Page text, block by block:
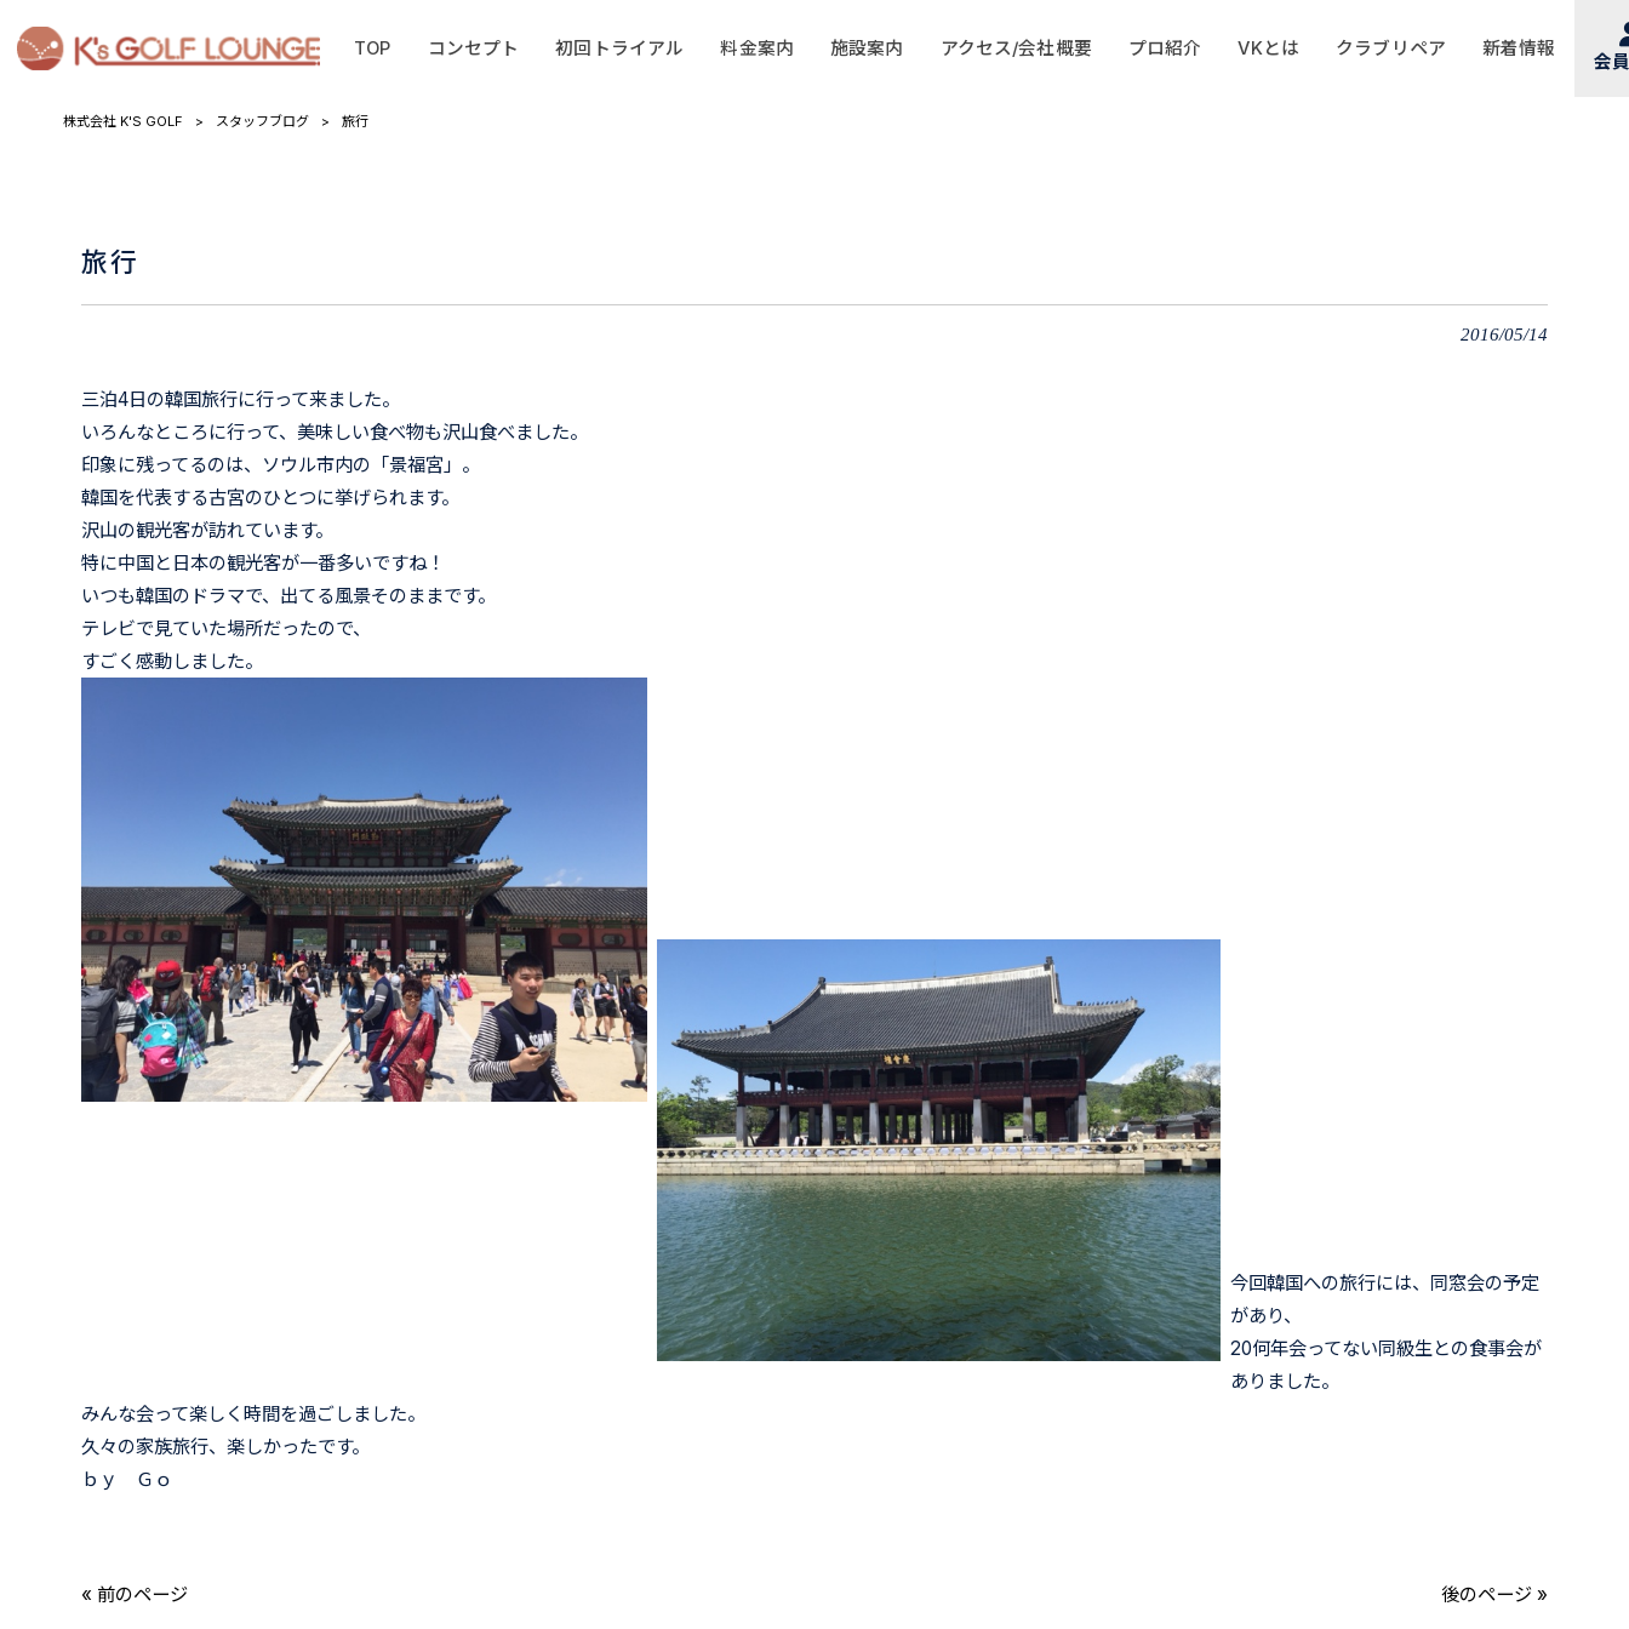
TOP コンセプト 初回トライアル 料金案内 施設案内 アクセス/会社概要 プロ紹介 VKとは クラブリペア 新着情報
会
株式会社 K'S GOLF > スタッフブログ > 旅行
旅行
2016/05/14
三泊4日の韓国旅行に行って来ました。
いろんなところに行って、美味しい食べ物も沢山食べました。
印象に残ってるのは、ソウル市内の「景福宮」。
韓国を代表する古宮のひとつに挙げられます。
沢山の観光客が訪れています。
特に中国と日本の観光客が一番多いですね！
いつも韓国のドラマで、出てる風景そのままです。
テレビで見ていた場所だったので、
すごく感動しました。
今回韓国への旅行には、同窓会の予定
があり、
20何年会ってない同級生との食事会が
ありました。
みんな会って楽しく時間を過ごしました。
久々の家族旅行、楽しかったです。
ｂｙ Ｇｏ
« 前のページ 後のページ »